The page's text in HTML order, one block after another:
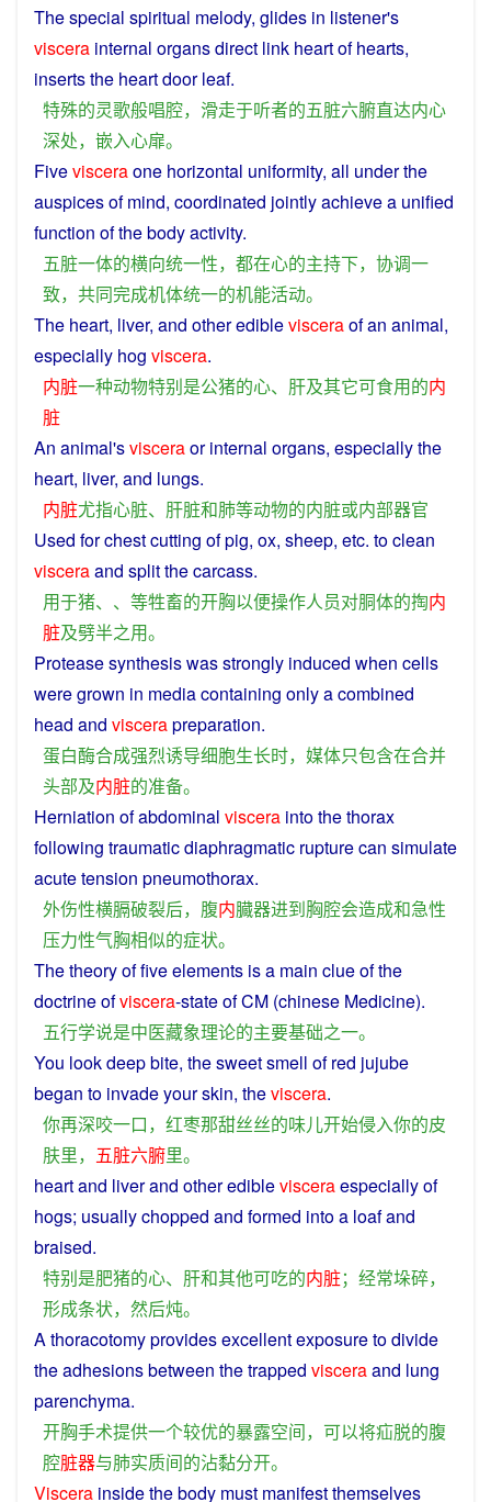
Thespecial spiritual melody, glides in listener's
viscera internal organsdirect link heartof hearts,
insertsthe heartdoorleaf.
特殊的灵歌般唱腔， 滑走于听者的五脏六腑直达内心
深处， 嵌入心扉。
Fivevisceraone horizontal uniformity, all underthe
auspicesof mind, coordinated jointlyachievea unified
function of thebodyactivity.
五脏一体的横向统一性， 都在心的主持下， 协调一
致， 共同完成机体统一的机能活动。
The heart, liver, and otherediblevisceraofan animal,
especially hog viscera.
内脏一种动物特别是公猪的心、 肝及其它可食用的内
脏
An animal'svisceraorinternal organs, especiallythe
heart, liver, and lungs.
内脏尤指心脏、 肝脏和肺等动物的内脏或内部器官
Used forchestcutting ofpig, ox, sheep, etc. toclean
visceraand splitthecarcass.
用于猪、、 等牲畜的开胸以便操作人员对胴体的掏内
脏及劈半之用。
Proteasesynthesiswasstrongly induced when cells
weregrown in mediacontaining onlyacombined
head and viscerapreparation.
蛋白酶合成强烈诱导细胞生长时， 媒体只包含在合并
头部及内脏的准备。
Herniation ofabdominal viscera intothethorax
following traumaticdiaphragmatic rupturecan simulate
acutetension pneumothorax.
外伤性横膈破裂后， 腹内臓器进到胸腔会造成和急性
压力性气胸相似的症状。
Thetheoryoffive elements isa main clueof the
doctrineofviscera-state of CM (chinese Medicine).
五行学说是中医藏象理论的主要基础之一。
You lookdeepbite, thesweetsmell ofred jujube
began to invadeyourskin, theviscera.
你再深咬一口， 红枣那甜丝丝的味儿开始侵入你的皮
肤里， 五脏六腑里。
heartand liverand otherediblevisceraespeciallyof
hogs; usuallychopped and formed into a loafand
braised.
特别是肥猪的心、 肝和其他可吃的内脏； 经常垛碎，
形成条状， 然后炖。
Athoracotomyprovidesexcellentexposuretodivide
theadhesionsbetween the trapped visceraand lung
parenchyma.
开胸手术提供一个较优的暴露空间， 可以将疝脱的腹
腔脏器与肺实质间的沾黏分开。
Viscera insidethe body must manifestthemselves